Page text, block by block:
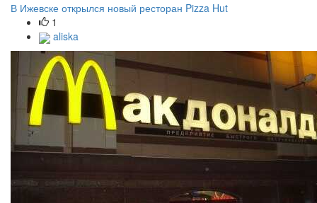
В Ижевске открылся новый ресторан Pizza Hut
1
aliska